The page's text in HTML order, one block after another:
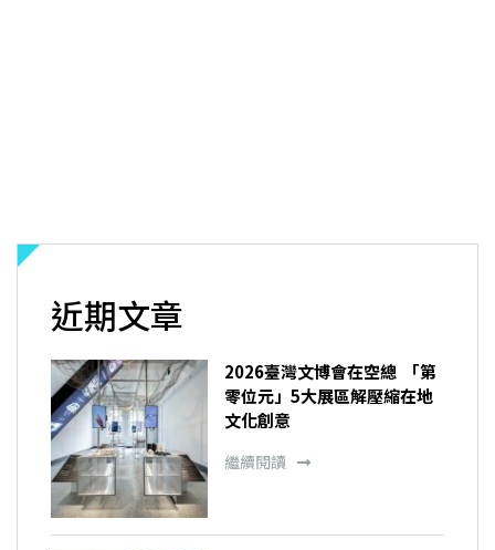
近期文章
2026臺灣文博會在空總 「第
零位元」5大展區解壓縮在地
文化創意
繼續閱讀